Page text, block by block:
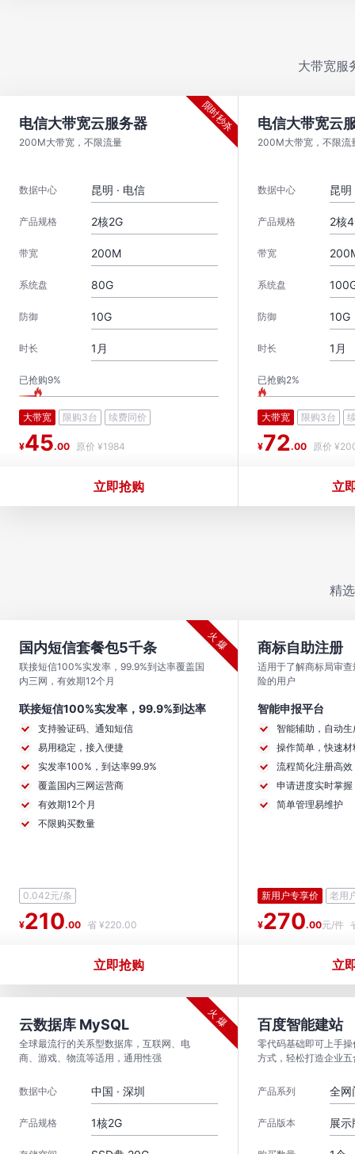
大带宽服
电信大带宽云服务器
200M大带宽，不限流量
限时秒杀
数据中心 昆明 · 电信
产品规格 2核2G
带宽 200M
系统盘 80G
防御 10G
时长 1月
已抢购9%
大带宽 限购3台 续费同价
¥45.00 原价 ¥1984
立即抢购
电信大带宽云
200M大带宽，不限流
数据中心 昆明
产品规格 2核
带宽
系统盘
防御 10G
时长 1月
已抢购2%
大带宽 限购3台
¥72.00 原价
立
精
国内短信套餐包5千条
联接短信100%实发率，99.9%到达率覆盖国
内三网，有效期12个月
火 爆
联接短信100%实发率，99.9%到达率
支持验证码、通知短信
易用稳定，接入便捷
实发率100%，到达率99.9%
覆盖国内三网运营商
有效期12个月
不限购买数量
0.042元/条
¥210.00 省 ¥220.00
立即抢购
商标自助注册
适用于了解商标局审
险的用户
智能申报平台
智能辅助，自动生
操作简单，快速材
流程简化注册高效
申请进度实时掌握
简单管理易维护
新用户专享价 老用
¥270.00元/件
立
云数据库 MySQL
全球最流行的关系型数据库，互联网、电
商、游戏、物流等适用，通用性强
火 爆
数据中心 中国 · 深圳
产品规格 1核2G
百度智能建站
零代码基础即可上手
方式，轻松打造企业
产品系列 全网
产品版本 展示